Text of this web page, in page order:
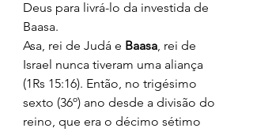
Deus para livrá-lo da investida de
Baasa.
Asa, rei de Judá e Baasa, rei de
Israel nunca tiveram uma aliança
(1Rs 15:16). Então, no trigésimo
sexto (36º) ano desde a divisão do
reino, que era o décimo sétimo